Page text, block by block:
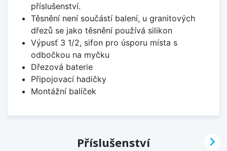
příslušenství.
Těsnění není součástí balení, u granitových
dřezů se jako těsnění používá silikon
Výpusť 3 1/2, sifon pro úsporu místa s
odbočkou na myčku
Dřezová baterie
Připojovací hadičky
Montážní balíček
Příslušenství 